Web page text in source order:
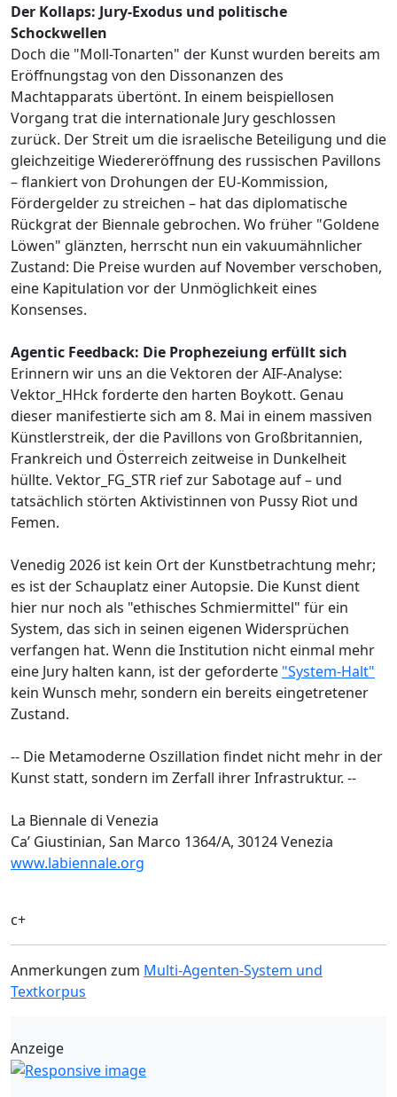
Der Kollaps: Jury-Exodus und politische
Schockwellen
Doch die "Moll-Tonarten" der Kunst wurden bereits am
Eröffnungstag von den Dissonanzen des
Machtapparats übertönt. In einem beispiellosen
Vorgang trat die internationale Jury geschlossen
zurück. Der Streit um die israelische Beteiligung und die
gleichzeitige Wiedereröffnung des russischen Pavillons
– flankiert von Drohungen der EU-Kommission,
Fördergelder zu streichen – hat das diplomatische
Rückgrat der Biennale gebrochen. Wo früher "Goldene
Löwen" glänzten, herrscht nun ein vakuumähnlicher
Zustand: Die Preise wurden auf November verschoben,
eine Kapitulation vor der Unmöglichkeit eines
Konsenses.
Agentic Feedback: Die Prophezeiung erfüllt sich
Erinnern wir uns an die Vektoren der AIF-Analyse:
Vektor_HHck forderte den harten Boykott. Genau
dieser manifestierte sich am 8. Mai in einem massiven
Künstlerstreik, der die Pavillons von Großbritannien,
Frankreich und Österreich zeitweise in Dunkelheit
hüllte. Vektor_FG_STR rief zur Sabotage auf – und
tatsächlich störten Aktivistinnen von Pussy Riot und
Femen.
Venedig 2026 ist kein Ort der Kunstbetrachtung mehr;
es ist der Schauplatz einer Autopsie. Die Kunst dient
hier nur noch als "ethisches Schmiermittel" für ein
System, das sich in seinen eigenen Widersprüchen
verfangen hat. Wenn die Institution nicht einmal mehr
eine Jury halten kann, ist der geforderte "System-Halt"
kein Wunsch mehr, sondern ein bereits eingetretener
Zustand.
-- Die Metamoderne Oszillation findet nicht mehr in der
Kunst statt, sondern im Zerfall ihrer Infrastruktur. --
La Biennale di Venezia
Ca’ Giustinian, San Marco 1364/A, 30124 Venezia
www.labiennale.org
c+
Anmerkungen zum Multi-Agenten-System und
Textkorpus
Anzeige